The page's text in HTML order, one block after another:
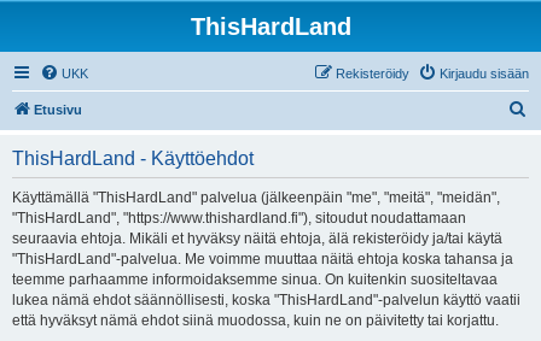
ThisHardLand
UKK Kirjaudu sisään
Rekisteröidy
Etusivu
ThisHardLand - Käyttöehdot
Käyttämällä "ThisHardLand" palvelua (jälkeenpäin "me", "meitä", "meidän",
"ThisHardLand", "https://www.thishardland.fi"), sitoudut noudattamaan
seuraavia ehtoja. Mikäli et hyväksy näitä ehtoja, älä rekisteröidy ja/tai käytä
"ThisHardLand"-palvelua. Me voimme muuttaa näitä ehtoja koska tahansa ja
teemme parhaamme informoidaksemme sinua. On kuitenkin suositeltavaa
lukea nämä ehdot säännöllisesti, koska "ThisHardLand"-palvelun käyttö vaatii
että hyväksyt nämä ehdot siinä muodossa, kuin ne on päivitetty tai korjattu.